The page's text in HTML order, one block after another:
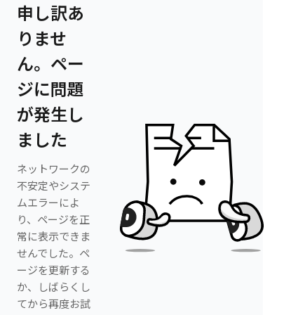
申し訳あ
りませ
ん。ペー
ジに問題
が発生し
ました
ネットワークの
不安定やシステ
ムエラーによ
り、ページを正
常に表示できま
せんでした。ペ
ージを更新する
か、しばらくし
てから再度お試